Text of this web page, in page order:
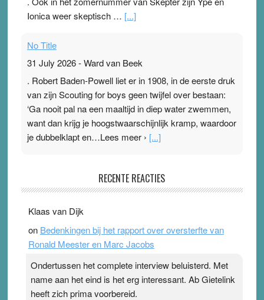
Ionica weer skeptisch … [...]
No Title
31 July 2026-Ward van Beek
. Robert Baden-Powell liet er in 1908, in de eerste druk
van zijn Scouting for boys geen twijfel over bestaan:
‘Ga nooit pal na een maaltijd in diep water zwemmen,
want dan krijg je hoogstwaarschijnlijk kramp, waardoor
je dubbelklapt en…Lees meer › [...]
Ward van Beek
topsporters. Ze hopen ermee hun hartslag te verlagen
terwijl ze meer zuurstof opnemen. Daarop heeft zo’n
pleister geen effect. Maar het gevoel ‘makkelijker te
Pleisterplakkers in de topspsort ›[...]
RECENTE REACTIES
Klaas van Dijk
on Bedenkingen bij het rapport over oversterfte van
Ronald Meester en Marc Jacobs
Ondertussen het complete interview beluisterd. Met
name aan het eind is het erg interessant. Ab Gietelink
heeft zich prima voorbereid.